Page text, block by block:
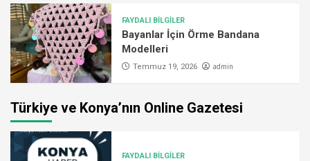
FAYDALI BİLGİLER
Bayanlar İçin Örme Bandana
Modelleri
Temmuz 19, 2026 admin
Türkiye ve Konya’nın Online Gazetesi
FAYDALI BİLGİLER